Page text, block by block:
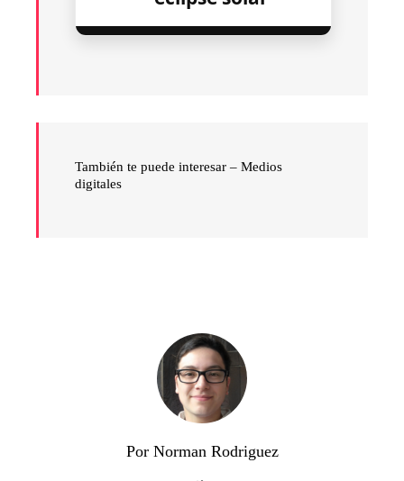
También te puede interesar – Medios
digitales
Por Norman Rodriguez